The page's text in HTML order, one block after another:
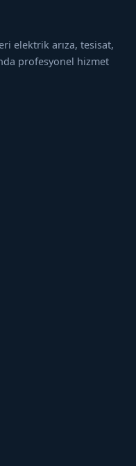
elektrik arıza, tesisat,
profesyonel hizmet